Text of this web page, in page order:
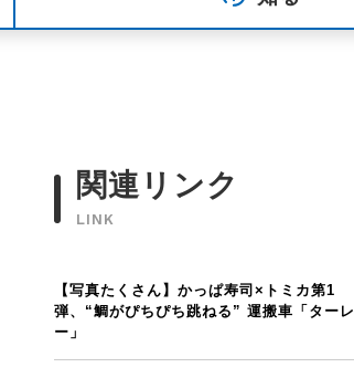
関連リンク
LINK
【写真たくさん】かっぱ寿司×トミカ第1
弾、“鯛がぴちぴち跳ねる” 運搬車「ターレ
ー」